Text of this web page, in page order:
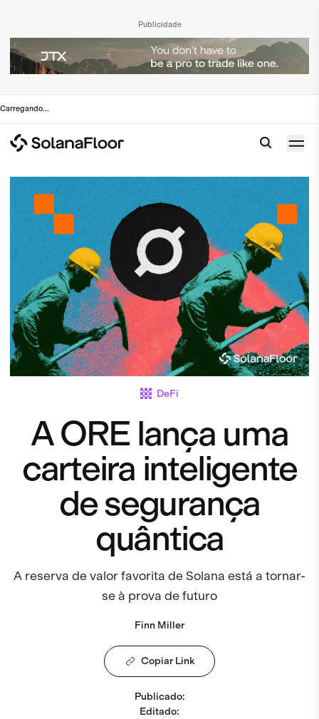
Publicidade
Carregando...
DeFi
A ORE lança uma
carteira inteligente
de segurança
quântica
A reserva de valor favorita de Solana está a tornar-
se à prova de futuro
Finn Miller
Copiar Link
Publicado:
Editado: